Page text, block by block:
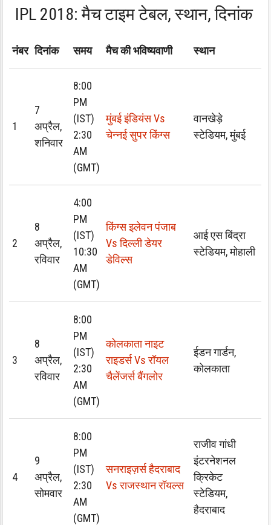
IPL 2018: मैच टाइम टेबल, स्थान, दिनांक
नंबर दिनांक समय मैच की भविष्यवाणी स्थान
1
7
अप्रैल,
शनिवार
8:00
PM
(IST)
2:30
AM
(GMT)
मुंबई इंडियंस Vs
चेन्नई सुपर किंग्स
वानखेड़े
स्टेडियम, मुंबई
2
8
अप्रैल,
रविवार
4:00
PM
(IST)
10:30
AM
(GMT)
किंग्स इलेवन पंजाब
Vs दिल्ली डेयर
डेविल्स
आई एस बिंद्रा
स्टेडियम, मोहाली
3
8
अप्रैल,
रविवार
8:00
PM
(IST)
2:30
AM
(GMT)
कोलकाता नाइट
राइडर्स Vs रॉयल
चैलेंजर्स बैंगलोर
ईडन गार्डन,
कोलकाता
4
9
अप्रैल,
सोमवार
8:00
PM
(IST)
2:30
AM
(GMT)
सनराइज़र्स हैदराबाद
Vs राजस्थान रॉयल्स
राजीव गांधी
इंटरनेशनल
क्रिकेट
स्टेडियम,
हैदराबाद